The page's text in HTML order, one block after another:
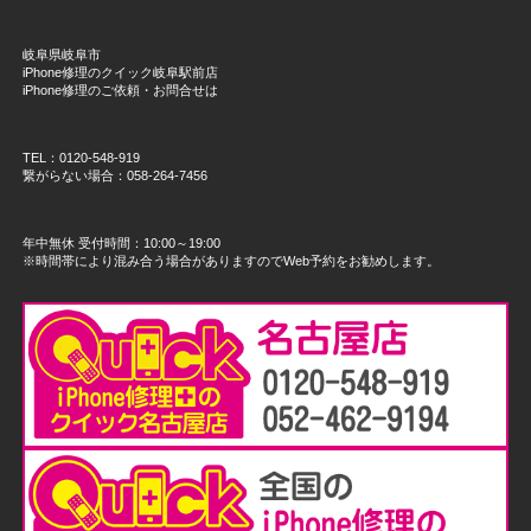
岐阜県岐阜市
iPhone修理のクイック岐阜駅前店
iPhone修理のご依頼・お問合せは
TEL：0120-548-919
繋がらない場合：058-264-7456
年中無休 受付時間：10:00～19:00
※時間帯により混み合う場合がありますのでWeb予約をお勧めします。